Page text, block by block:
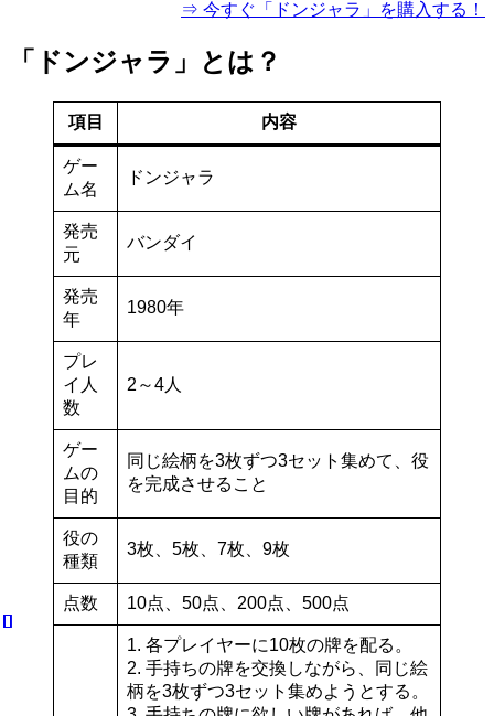
⇒ 今すぐ「ドンジャラ」を購入する！
「ドンジャラ」とは？
項目 内容
ゲー
ム名
ドンジャラ
発売
元
バンダイ
発売
年
1980年
プレ
イ人
数
2～4人
ゲー
ムの
目的
同じ絵柄を3枚ずつ3セット集めて、役
を完成させること
役の
種類
3枚、5枚、7枚、9枚
点数 10点、50点、200点、500点
1. 各プレイヤーに10枚の牌を配る。
2. 手持ちの牌を交換しながら、同じ絵
柄を3枚ずつ3セット集めようとする。